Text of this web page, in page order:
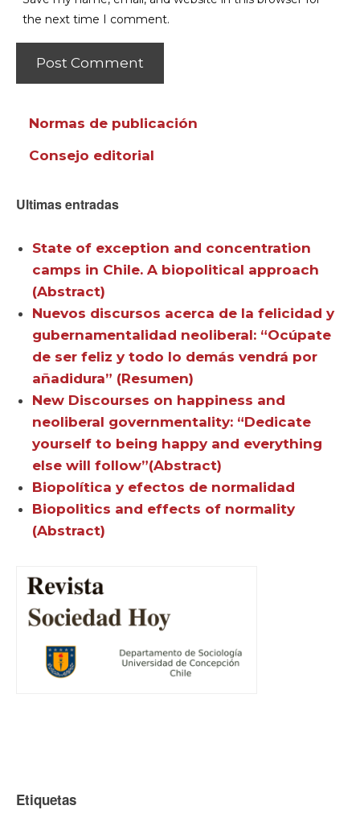
the next time I comment.
Normas de publicación
Consejo editorial
Ultimas entradas
State of exception and concentration
camps in Chile. A biopolitical approach
(Abstract)
Nuevos discursos acerca de la felicidad y
gubernamentalidad neoliberal: “Ocúpate
de ser feliz y todo lo demás vendrá por
añadidura” (Resumen)
New Discourses on happiness and
neoliberal governmentality: “Dedicate
yourself to being happy and everything
else will follow”(Abstract)
Biopolítica y efectos de normalidad
Biopolitics and effects of normality
(Abstract)
Etiquetas